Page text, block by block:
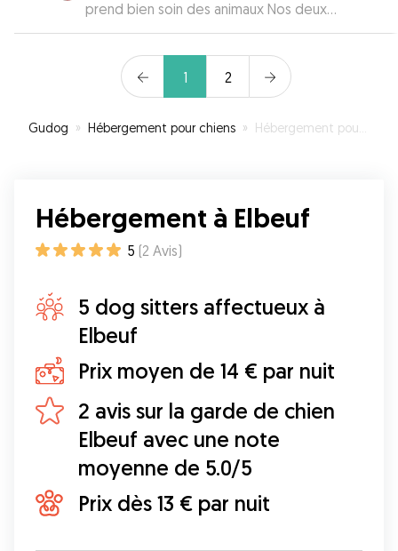
prend bien soin des animaux Nos deux
bouledogues français ont passé un super week-
1
2
Gudog » Hébergement pour chiens » Hébergement pour votre chien à Elbeuf
Hébergement à Elbeuf
5 (2 Avis)
5 dog sitters affectueux à
Elbeuf
Prix moyen de 14 € par nuit
2 avis sur la garde de chien
Elbeuf avec une note
moyenne de 5.0/5
Prix dès 13 € par nuit